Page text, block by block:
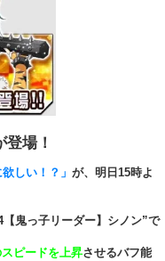
場！
しい！？」 が、明日15時よ
鬼っ子リーダー】シノン”で
ピードを上昇させるバフ能